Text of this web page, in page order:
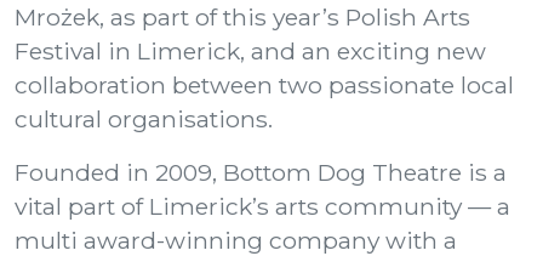
Mrożek, as part of this year’s Polish Arts
Festival in Limerick, and an exciting new
collaboration between two passionate local
cultural organisations.
Founded in 2009, Bottom Dog Theatre is a
vital part of Limerick’s arts community — a
multi award-winning company with a